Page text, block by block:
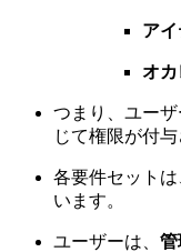
アイ
オカ
つまり、ユー
じて権限が付与
各要件セット
います。
ユーザーは、 管